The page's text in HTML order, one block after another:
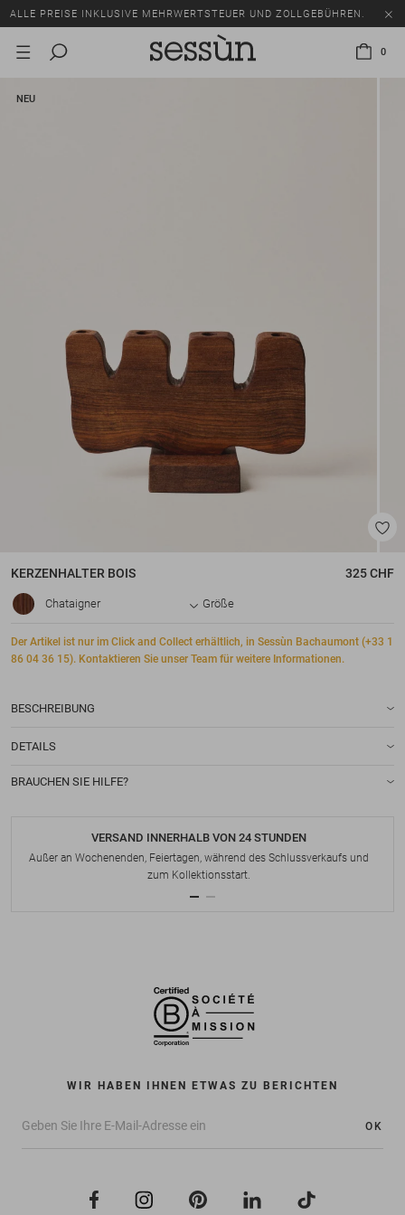
ALLE PREISE INKLUSIVE MEHRWERTSTEUER UND ZOLLGEBÜHREN.
SALE: BIS ZU -50% AUF EINE AUSWAHL AN ARTIKELN.
0
NEU
KERZENHALTER BOIS 325 CHF
Chataigner Größe
Der Artikel ist nur im Click and Collect erhältlich, in Sessùn Bachaumont (+33 1
86 04 36 15). Kontaktieren Sie unser Team für weitere Informationen.
BESCHREIBUNG
DETAILS
BRAUCHEN SIE HILFE?
VERSAND INNERHALB VON 24 STUNDEN
Außer an Wochenenden, Feiertagen, während des Schlussverkaufs und
zum Kollektionsstart.
WIR HABEN IHNEN ETWAS ZU BERICHTEN
OK